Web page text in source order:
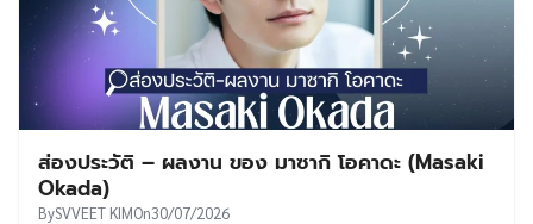
ส่องประวัติ – ผลงาน ของ มาซากิ โอคาดะ (Masaki
Okada)
BySVVEET KIMOn30/07/2026